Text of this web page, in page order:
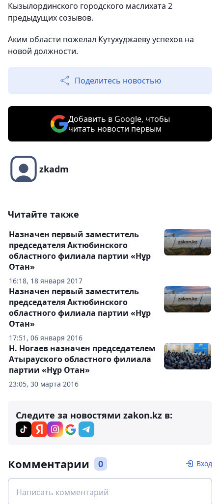
Кызылординского городского маслихата 2
предыдущих созывов.
Аким области пожелал Кутухуджаеву успехов на
новой должности.
Поделитесь новостью
Добавить в Google, чтобы
читать новости первым
zkadm
Читайте также
16:18, 18 января 2017
Назначен первый заместитель
председателя Актюбинского
областного филиала партии «Нұр
Отан»
17:51, 06 января 2016
Назначен первый заместитель
председателя Актюбинского
областного филиала партии «Нұр
Отан»
23:05, 30 марта 2016
Н. Ногаев назначен председателем
Атырауского областного филиала
партии «Нұр Отан»
Следите за новостями zakon.kz в:
Комментарии 0 Вход